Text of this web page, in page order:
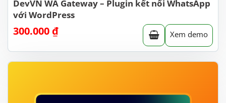
DevVN WA Gateway – Plugin kết nối WhatsApp
với WordPress
300.000 ₫ Xem demo